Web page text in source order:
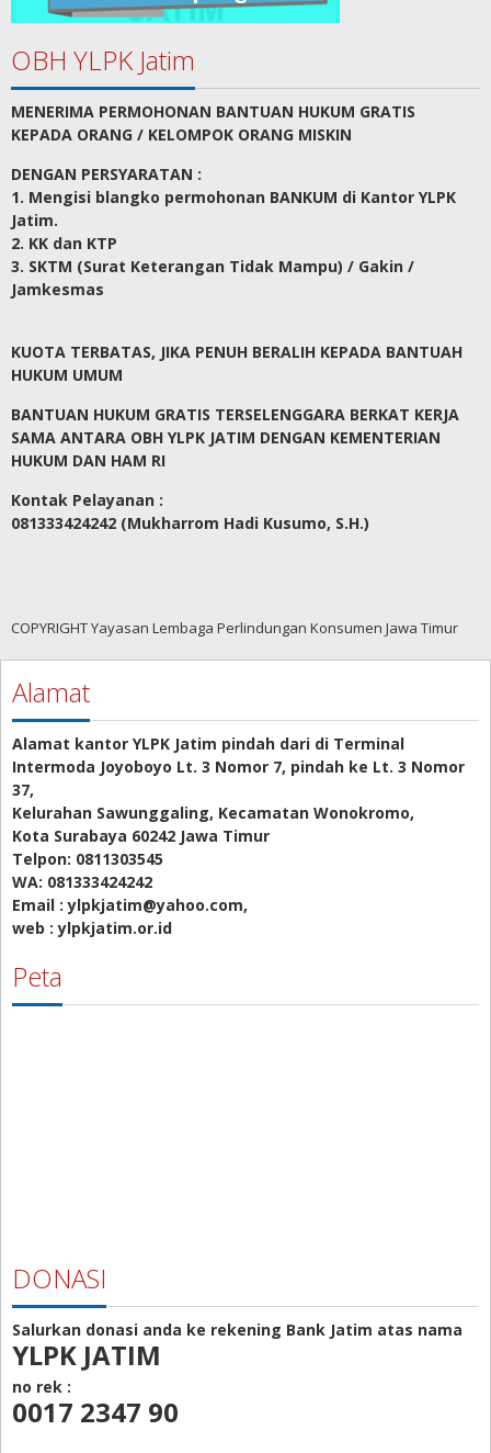
OBH YLPK Jatim
MENERIMA PERMOHONAN BANTUAN HUKUM GRATIS
KEPADA ORANG / KELOMPOK ORANG MISKIN
DENGAN PERSYARATAN :
1. Mengisi blangko permohonan BANKUM di Kantor YLPK
Jatim.
2. KK dan KTP
3. SKTM (Surat Keterangan Tidak Mampu) / Gakin /
Jamkesmas
KUOTA TERBATAS, JIKA PENUH BERALIH KEPADA BANTUAH
HUKUM UMUM
BANTUAN HUKUM GRATIS TERSELENGGARA BERKAT KERJA
SAMA ANTARA OBH YLPK JATIM DENGAN KEMENTERIAN
HUKUM DAN HAM RI
Kontak Pelayanan :
081333424242 (Mukharrom Hadi Kusumo, S.H.)
COPYRIGHT Yayasan Lembaga Perlindungan Konsumen Jawa Timur
Alamat
Alamat kantor YLPK Jatim pindah dari di Terminal
Intermoda Joyoboyo Lt. 3 Nomor 7, pindah ke Lt. 3 Nomor
37,
Kelurahan Sawunggaling, Kecamatan Wonokromo,
Kota Surabaya 60242 Jawa Timur
Telpon: 0811303545
WA: 081333424242
Email : ylpkjatim@yahoo.com,
web : ylpkjatim.or.id
Peta
DONASI
Salurkan donasi anda ke rekening Bank Jatim atas nama
YLPK JATIM
no rek :
0017 2347 90